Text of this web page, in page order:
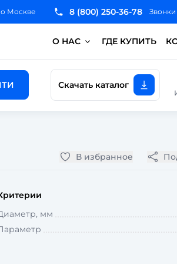
Москве 8 (800) 250-36-78
О НАС ГДЕ КУПИТЬ
Скачать каталог
В избранное
мм